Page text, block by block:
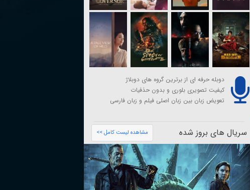
دوبله حرفه ای از برترین گروه های دوبلاژ
کیفیت تصویری بلوری و بدون حذفیات
تعویض زبان بین زبان اصلی فیلم و زبان فارسی
سریال های بروز شده مشاهده لیست کامل >>